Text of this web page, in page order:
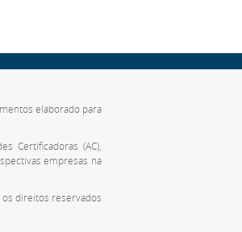
elaborado para
Certificadoras (AC),
empresas na
os direitos reservados